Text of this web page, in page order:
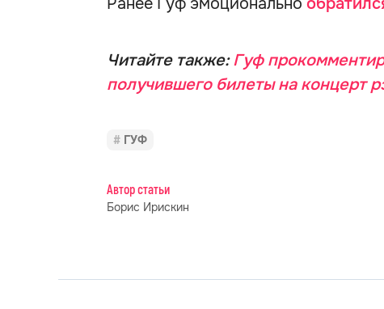
Читайте также:Гуф
получившего билеты на концерт
ГУФ
Автор статьи
Борис Ирискин